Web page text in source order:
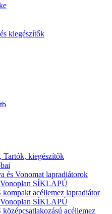
kiegészítők
Tartók, kiegészítők
és Vonomat lapradiátorok
SÍKLAPÚ
acéllemez lapradiátor
SÍKLAPÚ
acéllemez